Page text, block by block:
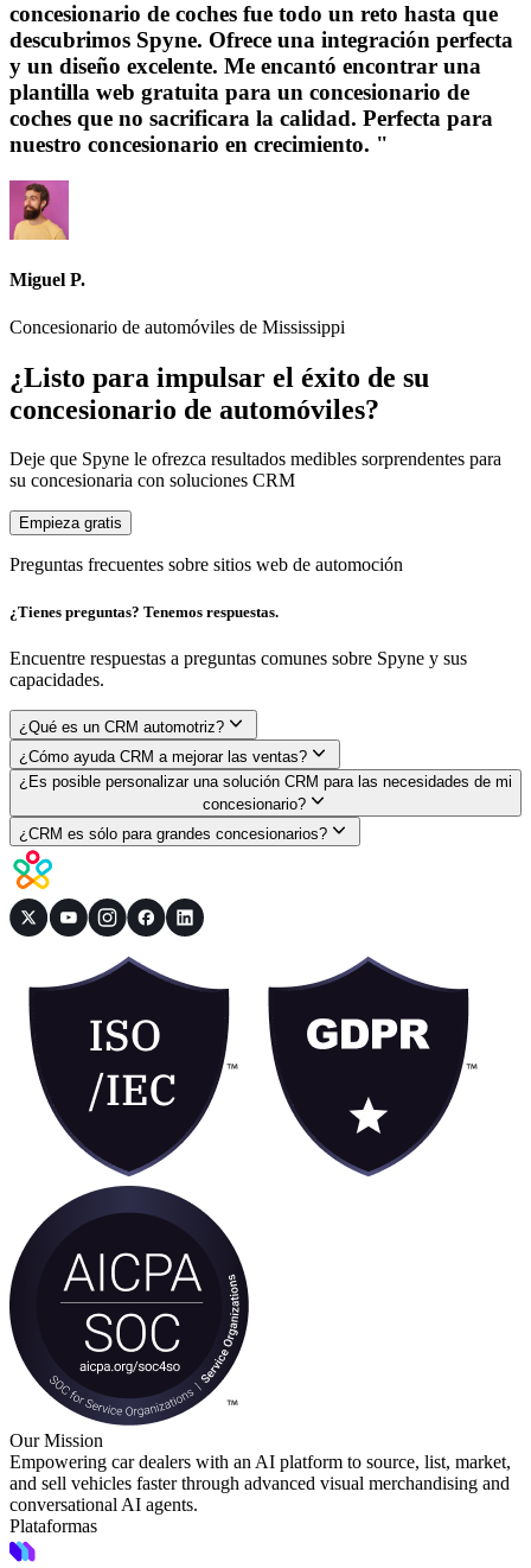
concesionario de coches fue todo un reto hasta que
descubrimos Spyne. Ofrece una integración perfecta
y un diseño excelente. Me encantó encontrar una
plantilla web gratuita para un concesionario de
coches que no sacrificara la calidad. Perfecta para
nuestro concesionario en crecimiento. "
Miguel P.
Concesionario de automóviles de Mississippi
¿Listo para impulsar el éxito de su
concesionario de automóviles?
Deje que Spyne le ofrezca resultados medibles sorprendentes para
su concesionaria con soluciones CRM
Empieza gratis
Preguntas frecuentes sobre sitios web de automoción
¿Tienes preguntas? Tenemos respuestas.
Encuentre respuestas a preguntas comunes sobre Spyne y sus
capacidades.
¿Qué es un CRM automotriz?
¿Cómo ayuda CRM a mejorar las ventas?
¿Es posible personalizar una solución CRM para las necesidades de mi
concesionario?
¿CRM es sólo para grandes concesionarios?
Our Mission
Empowering car dealers with an AI platform to source, list, market,
and sell vehicles faster through advanced visual merchandising and
conversational AI agents.
Plataformas